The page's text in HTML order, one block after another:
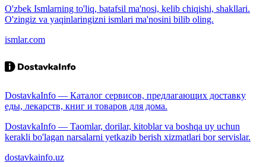
O'zbek Ismlarning to'liq, batafsil ma'nosi, kelib chiqishi, shakllari.
O'zingiz va yaqinlaringizni ismlari ma'nosini bilib oling.
ismlar.com
DostavkaInfo — Каталог сервисов, предлагающих доставку
еды, лекарств, книг и товаров для дома.
DostavkaInfo — Taomlar, dorilar, kitoblar va boshqa uy uchun
kerakli bo'lagan narsalarni yetkazib berish xizmatlari bor servislar.
dostavkainfo.uz